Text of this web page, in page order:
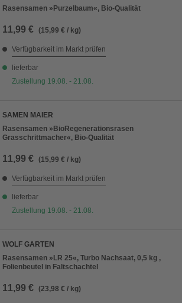
Rasensamen »Purzelbaum«, Bio-Qualität
11,99 € (15,99 € / kg)
Verfügbarkeit im Markt prüfen
lieferbar
Zustellung 19.08. - 21.08.
SAMEN MAIER
Rasensamen »BioRegenerationsrasen
Grasschrittmacher«, Bio-Qualität
11,99 € (15,99 € / kg)
Verfügbarkeit im Markt prüfen
lieferbar
Zustellung 19.08. - 21.08.
WOLF GARTEN
Rasensamen »LR 25«, Turbo Nachsaat, 0,5 kg ,
Folienbeutel in Faltschachtel
11,99 € (23,98 € / kg)